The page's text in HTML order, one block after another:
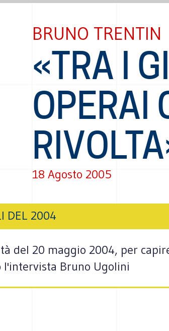
BRUNO TRENTIN
«TRA I
OPERAI
18 Agosto 2005
DEL 2004
del 20 maggio 2004, per
l'intervista Bruno Ugolini